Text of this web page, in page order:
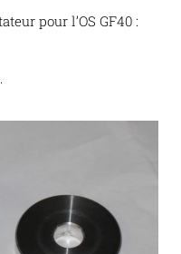
pour l’OS GF40 :